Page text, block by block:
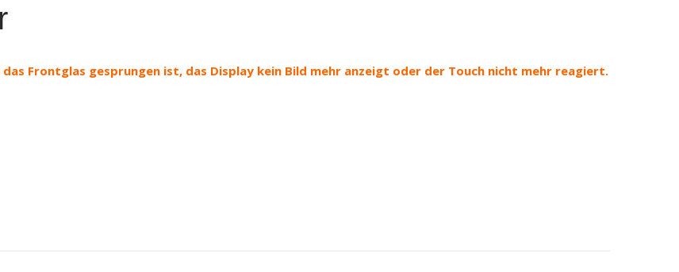
Frontglas gesprungen ist, das Display kein Bild mehr anzeigt oder der Touch nicht mehr reagiert.